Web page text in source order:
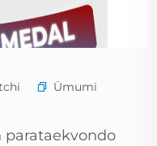
Ümumi
parataekvondo